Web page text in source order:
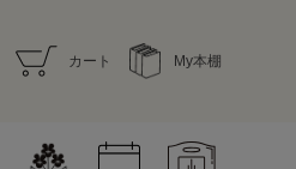
カート My本棚